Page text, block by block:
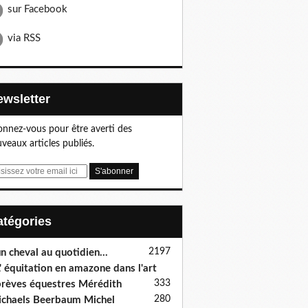
sur Facebook
via RSS
vous pour être averti des
articles publiés.
cheval au quotidien... 2197
équitation en amazone dans l'art
333
équestres Mérédith
Beerbaum Michel
280